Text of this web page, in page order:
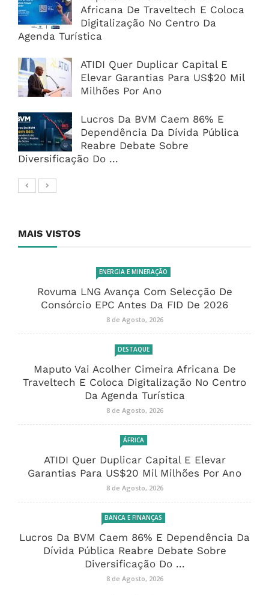
Africana De Traveltech E Coloca
Digitalização No Centro Da
Agenda Turística
ATIDI Quer Duplicar Capital E
Elevar Garantias Para US$20 Mil
Milhões Por Ano
Lucros Da BVM Caem 86% E
Dependência Da Dívida Pública
Reabre Debate Sobre
Diversificação Do ...
MAIS VISTOS
ENERGIA E MINERAÇÃO
Rovuma LNG Avança Com Selecção De
Consórcio EPC Antes Da FID De 2026
8 de Agosto, 2026
DESTAQUE
Maputo Vai Acolher Cimeira Africana De
Traveltech E Coloca Digitalização No Centro
Da Agenda Turística
8 de Agosto, 2026
ÁFRICA
ATIDI Quer Duplicar Capital E Elevar
Garantias Para US$20 Mil Milhões Por Ano
8 de Agosto, 2026
BANCA E FINANÇAS
Lucros Da BVM Caem 86% E Dependência Da
Dívida Pública Reabre Debate Sobre
Diversificação Do ...
8 de Agosto, 2026